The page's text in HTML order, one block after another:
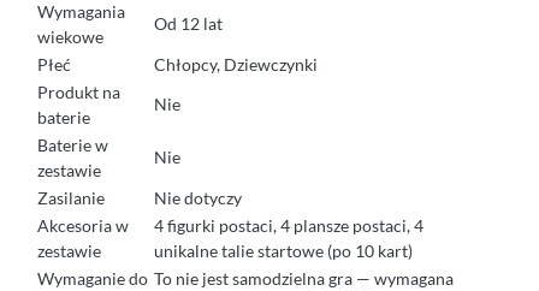
Wymagania
wiekowe
Od 12 lat
Płeć
Chłopcy, Dziewczynki
Produkt na
baterie
Nie
Baterie w
zestawie
Nie
Zasilanie
Nie dotyczy
Akcesoria w
zestawie
4 figurki postaci, 4 plansze postaci, 4
unikalne talie startowe (po 10 kart)
Wymaganie do To nie jest samodzielna gra — wymagana